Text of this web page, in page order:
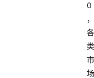
0
，
各
类
市
场